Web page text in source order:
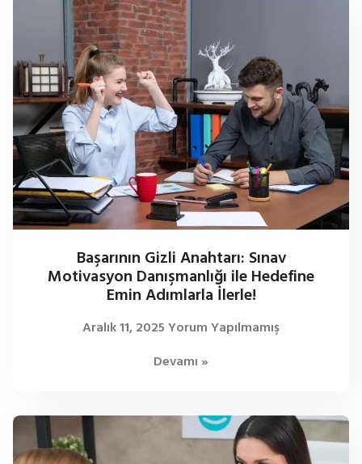
Başarının Gizli Anahtarı: Sınav
Motivasyon Danışmanlığı ile Hedefine
Emin Adımlarla İlerle!
Aralık 11, 2025Yorum Yapılmamış
Devamı »